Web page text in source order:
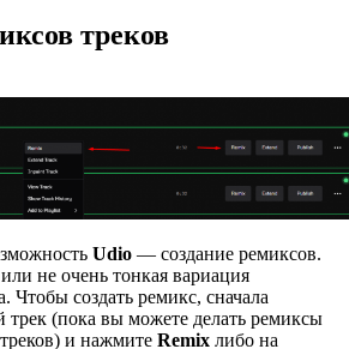
треков
Udio — создание ремиксов.
не очень тонкая вариация
Чтобы создать ремикс, сначала
трек (пока вы можете делать ремиксы
и нажмите Remix либо на